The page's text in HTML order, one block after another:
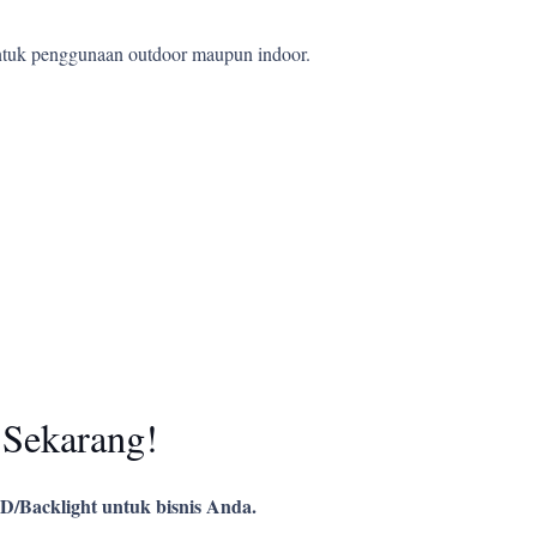
penggunaan outdoor maupun indoor.
Backlight untuk bisnis Anda.